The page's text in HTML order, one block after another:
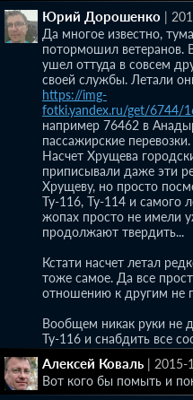
Юрий Дорошенко |
Да многое известно,
потормошил ветеранов.
ушел оттуда в совсем
своей службы. Летали
https://img-
fotki.yandex.ru/get/6744/
например 76462 в
пассажирские перевозки.
Насчет Хрущева
приписывали даже эти
Хрущеву, но просто
Ту-116, Ту-114 и самого
жопах просто не имели
продолжают твердить...
Кстати насчет летал
тоже самое. Да все
отношению к другим не
Вообщем никак руки не
Ту-116 и снабдить все
Алексей Коваль | 2015-
Вот кого бы помыть и